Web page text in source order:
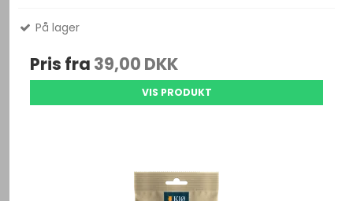
På lager
Pris fra 39,00 DKK
VIS PRODUKT